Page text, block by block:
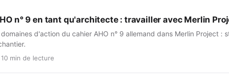
n° 9 en tant qu'architecte : travailler avec Merlin
d'action du cahier AHO n° 9 allemand dans Merlin Project :
min de lecture